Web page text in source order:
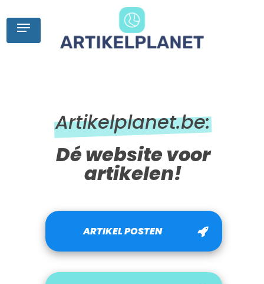
content
Menu
Artikelplanet.be:
Dé website voor
artikelen!
ARTIKEL POSTEN